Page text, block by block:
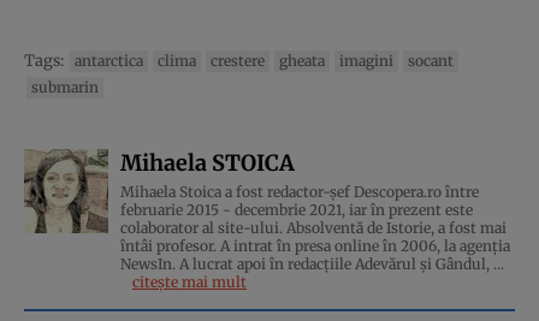
Tags: antarctica clima crestere gheata imagini
socant
submarin
Mihaela STOICA
Mihaela Stoica a fost redactor-șef Descopera.ro între
februarie 2015 - decembrie 2021, iar în prezent este
colaborator al site-ului. Absolventă de Istorie, a fost mai
întâi profesor. A intrat în presa online în 2006, la agenţia
NewsIn. A lucrat apoi în redacţiile Adevărul şi Gândul, ...
citește mai mult